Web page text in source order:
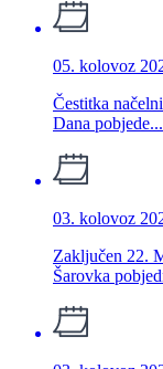
05. kolovoz
Čestitka
Dana pobjede...
03. kolovoz
Zaključen 22.
Šarovka